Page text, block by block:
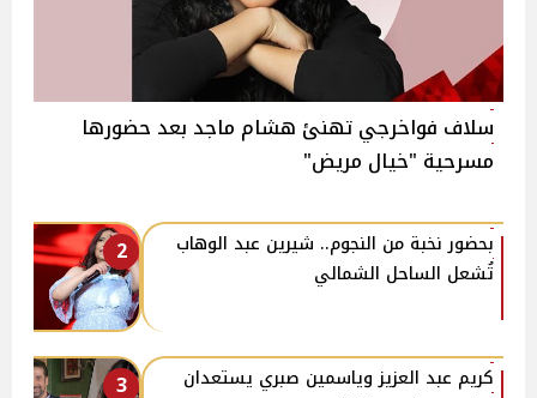
سلاف فواخرجي تهنئ هشام ماجد بعد حضورها
مسرحية "خيال مريض"
2
بحضور نخبة من النجوم.. شيرين عبد الوهاب
تُشعل الساحل الشمالي
3
كريم عبد العزيز وياسمين صبري يستعدان